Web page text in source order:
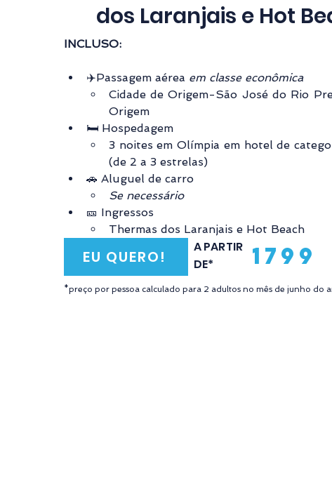
dos Laranjais e Hot
INCLUSO:
✈️Passagem aérea em classe econômica
Cidade de Origem-São José do Rio
Origem
🛏️ Hospedagem
3 noites em Olímpia em hotel de
(de 2 a 3 estrelas)
🚗 Aluguel de carro
Se necessário
🎫 Ingressos
Thermas dos Laranjais e Hot Beach
EU QUERO!
A PARTIR
DE*
1799
*preço por pessoa calculado para 2 adultos no mês de junho do